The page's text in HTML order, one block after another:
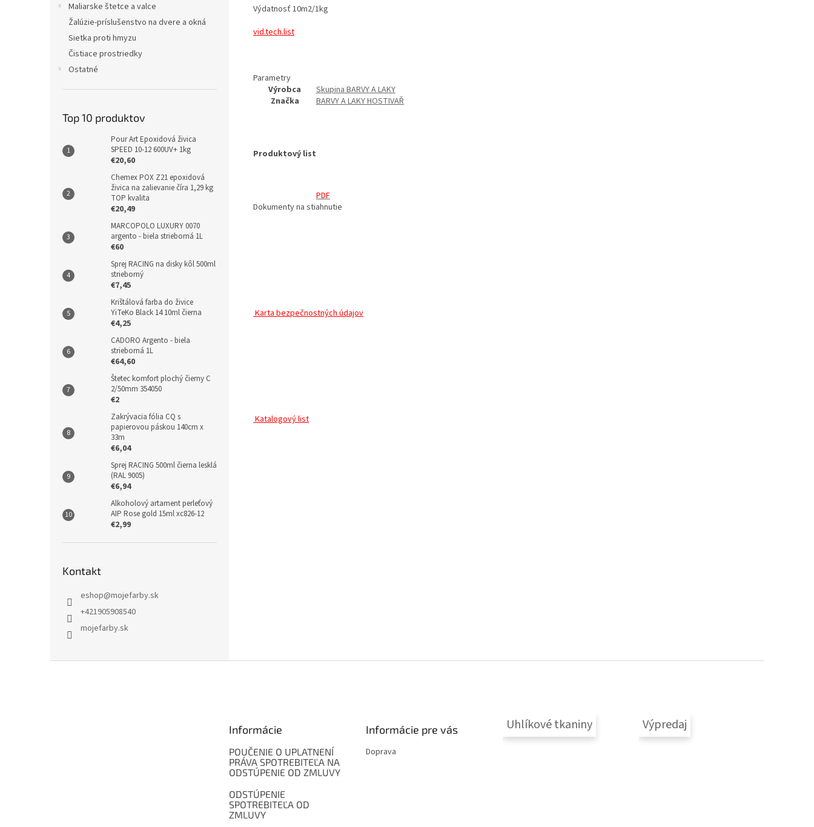
Maliarske štetce a valce
Žalúzie-príslušenstvo na dvere a okná
Sietka proti hmyzu
Čistiace prostriedky
Ostatné
Top 10 produktov
Pour Art Epoxidová živica
SPEED 10-12 600UV+ 1kg
€20,60
Chemex POX Z21 epoxidová
živica na zalievanie číra 1,29 kg
TOP kvalita
€20,49
MARCOPOLO LUXURY 0070
argento - biela strieborná 1L
€60
Sprej RACING na disky kôl 500ml
strieborný
€7,45
Krištálová farba do živice
YiTeKo Black 14 10ml čierna
€4,25
CADORO Argento - biela
strieborná 1L
€64,60
Štetec komfort plochý čierny C
2/50mm 354050
€2
Zakrývacia fólia CQ s
papierovou páskou 140cm x
33m
€6,04
Sprej RACING 500ml čierna lesklá
(RAL 9005)
€6,94
Alkoholový artament perleťový
AIP Rose gold 15ml xc826-12
€2,99
Kontakt
eshop@mojefarby.sk
+421905908540
mojefarby.sk
Výdatnosť 10m2/1kg
vid.tech.list
Parametry
Výrobca
Skupina BARVY A LAKY
Značka
BARVY A LAKY HOSTIVAŘ
Produktový list
PDF
Dokumenty na stiahnutie
Karta bezpečnostných údajov
Katalogový list
Informácie
POUČENIE O UPLATNENÍ
PRÁVA SPOTREBITEĽA NA
ODSTÚPENIE OD ZMLUVY
ODSTÚPENIE
SPOTREBITEĽA OD
ZMLUVY
Informácie pre vás
Doprava
Uhlíkové tkaniny Výpredaj